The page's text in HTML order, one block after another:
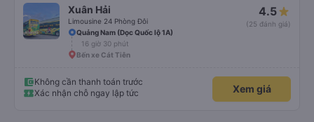
Xuân Hải
Limousine 24 Phòng Đôi
4.5
(25 đánh giá)
Quảng Nam (Dọc Quốc lộ 1A)
16 giờ 30 phút
Bến xe Cát Tiên
Không cần thanh toán trước
Xác nhận chỗ ngay lập tức
Xem giá